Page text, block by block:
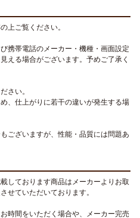
上ご覧ください。
携帯電話のメーカー・機種・画面設定
える場合がございます。予めご了承く
さい。
、仕上がりに若干の違いが発生する場
ございますが、性能・品質には問題あ
しております商品はメーカーよりお取
せていただいております。
時間をいただく場合や、メーカー完売